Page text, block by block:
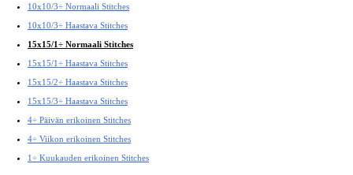
10x10/3÷ Normaali Stitches
10x10/3÷ Haastava Stitches
15x15/1÷ Normaali Stitches
15x15/1÷ Haastava Stitches
15x15/2÷ Haastava Stitches
15x15/3÷ Haastava Stitches
4÷ Päivän erikoinen Stitches
4÷ Viikon erikoinen Stitches
1÷ Kuukauden erikoinen Stitches